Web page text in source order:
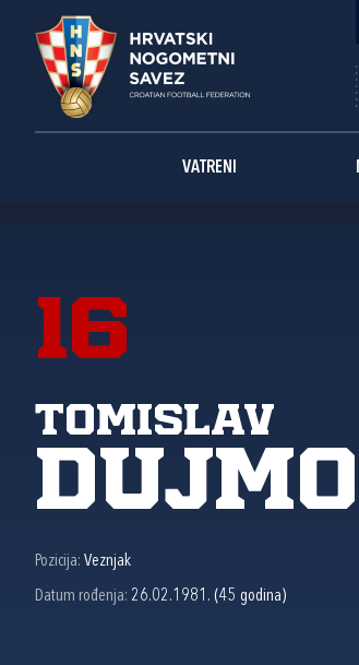
VATRENI
16
Tomislav
Pozicija: Veznjak
Datum rođenja: 26.02.1981. (45 godina)